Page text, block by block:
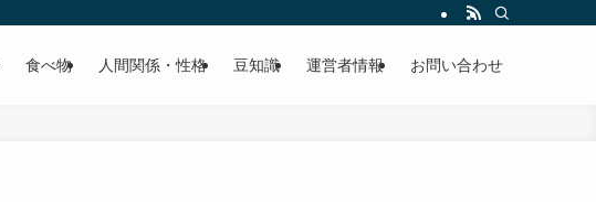
食べ物 人間関係・性格 豆知識 運営者情報 お問い合わせ